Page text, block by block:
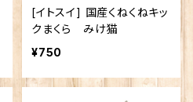
[イトスイ] 国産くねくねキッ
クまくら みけ猫
¥750